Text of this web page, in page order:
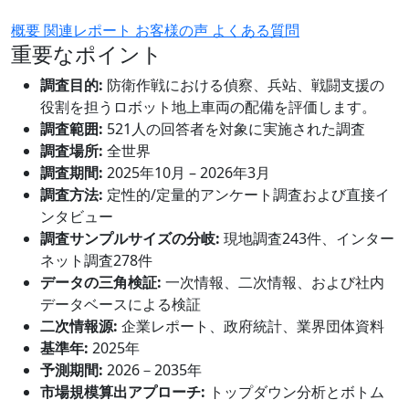
概要関連レポート お客様の声 よくある質問
重要なポイント
調査目的: 防衛作戦における偵察、兵站、戦闘支援の
役割を担うロボット地上車両の配備を評価します。
調査範囲: 521人の回答者を対象に実施された調査
調査場所: 全世界
調査期間: 2025年10月 – 2026年3月
調査方法: 定性的/定量的アンケート調査および直接イ
ンタビュー
調査サンプルサイズの分岐: 現地調査243件、インター
ネット調査278件
データの三角検証: 一次情報、二次情報、および社内
データベースによる検証
二次情報源: 企業レポート、政府統計、業界団体資料
基準年: 2025年
予測期間: 2026－2035年
市場規模算出アプローチ: トップダウン分析とボトム